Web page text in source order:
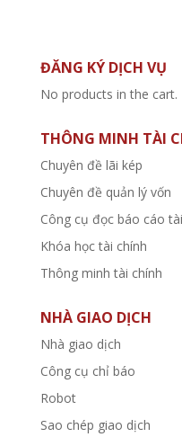
ĐĂNG KÝ DỊCH VỤ
No products in the cart.
THÔNG MINH TÀI
Chuyên đề lãi kép
Chuyên đề quản lý vốn
Công cụ đọc báo cáo
Khóa học tài chính
Thông minh tài chính
NHÀ GIAO DỊCH
Nhà giao dịch
Công cụ chỉ báo
Robot
Sao chép giao dịch